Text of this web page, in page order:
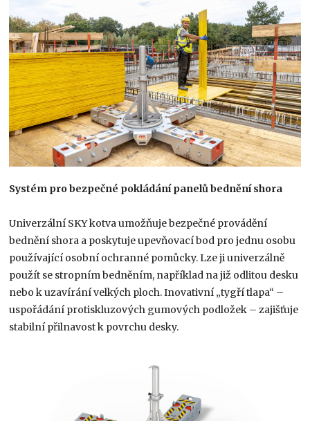
Systém pro bezpečné pokládání panelů bednění shora
Univerzální SKY kotva umožňuje bezpečné provádění
bednění shora a poskytuje upevňovací bod pro jednu osobu
používající osobní ochranné pomůcky. Lze ji univerzálně
použít se stropním bedněním, například na již odlitou desku
nebo k uzavírání velkých ploch. Inovativní „tygří tlapa“ –
uspořádání protiskluzových gumových podložek – zajišťuje
stabilní přilnavost k povrchu desky.